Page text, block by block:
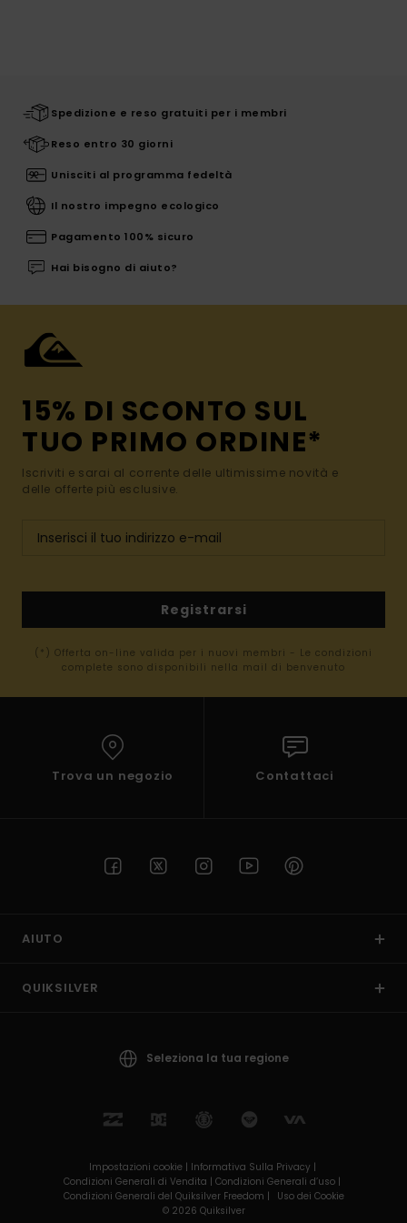
Spedizione e reso gratuiti per i membri
Reso entro 30 giorni
Unisciti al programma fedeltà
Il nostro impegno ecologico
Pagamento 100% sicuro
Hai bisogno di aiuto?
15% DI SCONTO SUL
TUO PRIMO ORDINE*
Iscriviti e sarai al corrente delle ultimissime novità e
delle offerte più esclusive.
Registrarsi
(*) Offerta on-line valida per i nuovi membri - Le condizioni
complete sono disponibili nella mail di benvenuto
Trova un negozio Contattaci
AIUTO
QUIKSILVER
Seleziona la tua regione
Impostazioni cookie | Informativa Sulla Privacy |
Condizioni Generali di Vendita | Condizioni Generali d’uso |
Condizioni Generali del Quiksilver Freedom |
Uso dei Cookie
© 2026 Quiksilver